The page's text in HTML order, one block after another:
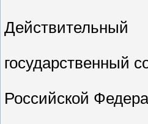
Действительный
государственный
Российской